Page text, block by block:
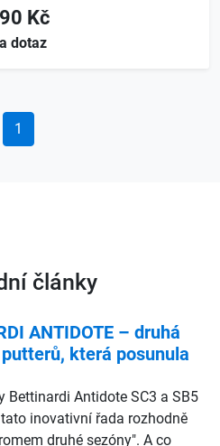
Kč
dotaz
1
články
ANTIDOTE – druhá
která posunula
Bettinardi Antidote SC3 a SB5
inovativní řada rozhodně
druhé sezóny". A co